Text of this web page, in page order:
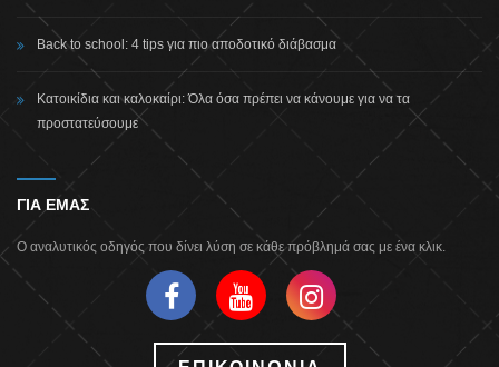
Back to school: 4 tips για πιο αποδοτικό διάβασμα
Κατοικίδια και καλοκαίρι: Όλα όσα πρέπει να κάνουμε για να τα
προστατεύσουμε
ΓΙΑ ΕΜΑΣ
Ο αναλυτικός οδηγός που δίνει λύση σε κάθε πρόβλημά σας με ένα κλικ.